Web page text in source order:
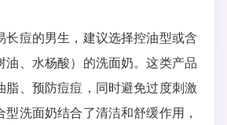
长痘的男生，建议选择控油型或含
油、水杨酸）的洗面奶。这类产品
脂、预防痘痘，同时避免过度刺激
型洗面奶结合了清洁和舒缓作用，